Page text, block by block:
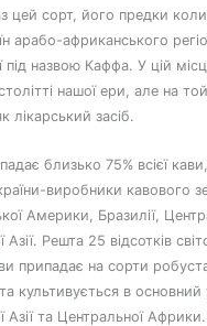
цей сорт, його предки
арабо-африканського
під назвою Каффа. У цій
нашої ери, але на
лікарський засіб.
близько 75% всієї
виробники кавового
Америки, Бразилії,
Азії. Решта 25 відсотків
припадає на сорти
культивується в основний
Азії та Центральної